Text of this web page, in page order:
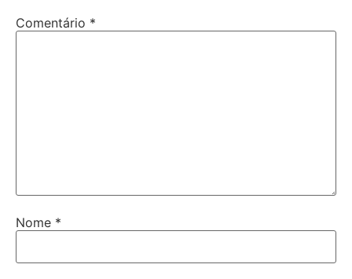
Comentário *
Nome *